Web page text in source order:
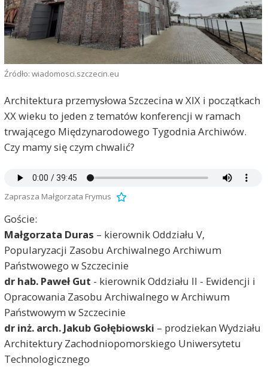
Źródło: wiadomosci.szczecin.eu
Architektura przemysłowa Szczecina w XIX i początkach
XX wieku to jeden z tematów konferencji w ramach
trwającego Międzynarodowego Tygodnia Archiwów.
Czy mamy się czym chwalić?
Zaprasza Małgorzata Frymus
Goście:
Małgorzata Duras – kierownik Oddziału V,
Popularyzacji Zasobu Archiwalnego Archiwum
Państwowego w Szczecinie
dr hab. Paweł Gut - kierownik Oddziału II - Ewidencji i
Opracowania Zasobu Archiwalnego w Archiwum
Państwowym w Szczecinie
dr inż. arch. Jakub Gołębiowski – prodziekan Wydziału
Architektury Zachodniopomorskiego Uniwersytetu
Technologicznego